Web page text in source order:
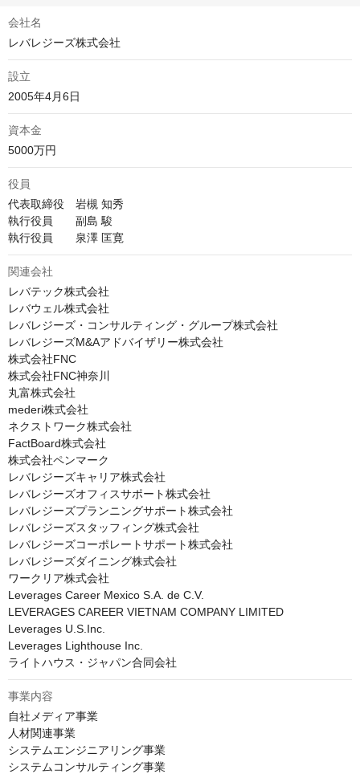
会社名
レバレジーズ株式会社
設立
2005年4月6日
資本金
5000万円
役員
代表取締役　岩槻 知秀
執行役員　　副島 駿
執行役員　　泉澤 匡寛
関連会社
レバテック株式会社
レバウェル株式会社
レバレジーズ・コンサルティング・グループ株式会社
レバレジーズM&Aアドバイザリー株式会社
株式会社FNC
株式会社FNC神奈川
丸富株式会社
mederi株式会社
ネクストワーク株式会社
FactBoard株式会社
株式会社ペンマーク
レバレジーズキャリア株式会社
レバレジーズオフィスサポート株式会社
レバレジーズプランニングサポート株式会社
レバレジーズスタッフィング株式会社
レバレジーズコーポレートサポート株式会社
レバレジーズダイニング株式会社
ワークリア株式会社
Leverages Career Mexico S.A. de C.V.
LEVERAGES CAREER VIETNAM COMPANY LIMITED
Leverages U.S.Inc.
Leverages Lighthouse Inc.
ライトハウス・ジャパン合同会社
事業内容
自社メディア事業
人材関連事業
システムエンジニアリング事業
システムコンサルティング事業